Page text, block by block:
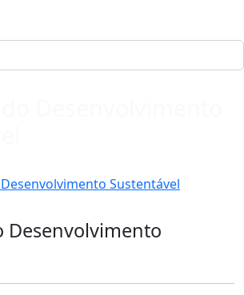
Sustentável
Desenvolvimento